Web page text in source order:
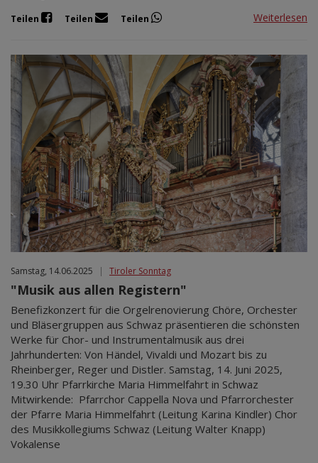
Teilen Teilen Teilen Weiterlesen
Samstag, 14.06.2025 | Tiroler Sonntag
"Musik aus allen Registern"
Benefizkonzert für die Orgelrenovierung Chöre, Orchester
und Bläsergruppen aus Schwaz präsentieren die schönsten
Werke für Chor- und Instrumentalmusik aus drei
Jahrhunderten: Von Händel, Vivaldi und Mozart bis zu
Rheinberger, Reger und Distler. Samstag, 14. Juni 2025,
19.30 Uhr Pfarrkirche Maria Himmelfahrt in Schwaz
Mitwirkende: Pfarrchor Cappella Nova und Pfarrorchester
der Pfarre Maria Himmelfahrt (Leitung Karina Kindler) Chor
des Musikkollegiums Schwaz (Leitung Walter Knapp)
Vokalense